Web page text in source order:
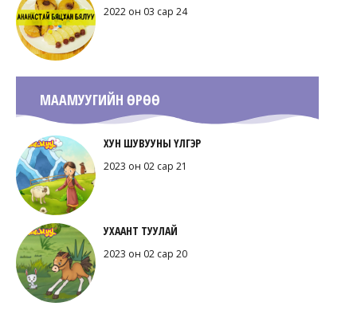
2022 он 03 сар 24
МААМУУГИЙН ӨРӨӨ
ХУН ШУВУУНЫ ҮЛГЭР
2023 он 02 сар 21
УХААНТ ТУУЛАЙ
2023 он 02 сар 20